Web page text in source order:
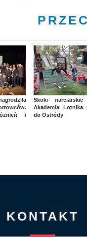
i
Skoki narciarskie
Akademia Lotnika
do Ostródy
KONTAKT